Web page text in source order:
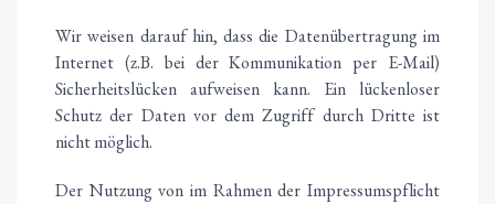
Wir weisen darauf hin, dass die Datenübertragung im
Internet (z.B. bei der Kommunikation per E-Mail)
Sicherheitslücken aufweisen kann. Ein lückenloser
Schutz der Daten vor dem Zugriff durch Dritte ist
nicht möglich.
Der Nutzung von im Rahmen der Impressumspflicht